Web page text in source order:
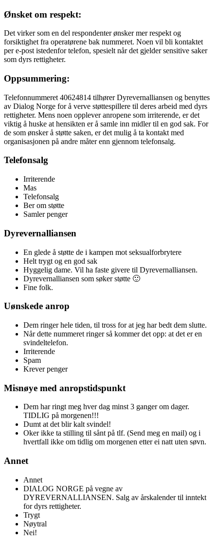
Ønsket om respekt:
Det virker som en del respondenter ønsker mer respekt og
forsiktighet fra operatørene bak nummeret. Noen vil bli kontaktet
per e-post istedenfor telefon, spesielt når det gjelder sensitive saker
som dyrs rettigheter.
Oppsummering:
Telefonnummeret 40624814 tilhører Dyrevernalliansen og benyttes
av Dialog Norge for å verve støttespillere til deres arbeid med dyrs
rettigheter. Mens noen opplever anropene som irriterende, er det
viktig å huske at hensikten er å samle inn midler til en god sak. For
de som ønsker å støtte saken, er det mulig å ta kontakt med
organisasjonen på andre måter enn gjennom telefonsalg.
Telefonsalg
Irriterende
Mas
Telefonsalg
Ber om støtte
Samler penger
Dyrevernalliansen
En glede å støtte de i kampen mot seksualforbrytere
Helt trygt og en god sak
Hyggelig dame. Vil ha faste givere til Dyrevernalliansen.
Dyrevernalliansen som søker støtte 🙂
Fine folk.
Uønskede anrop
Dem ringer hele tiden, til tross for at jeg har bedt dem slutte.
Når dette nummeret ringer så kommer det opp: at det er en
svindeltelefon.
Irriterende
Spam
Krever penger
Misnøye med anropstidspunkt
Dem har ringt meg hver dag minst 3 ganger om dager.
TIDLIG på morgenen!!!
Dumt at det blir kalt svindel!
Oker ikke ta stilling til sånt på tlf. (Send meg en mail) og i
hvertfall ikke om tidlig om morgenen etter ei natt uten søvn.
Annet
Annet
DIALOG NORGE på vegne av
DYREVERNALLIANSEN. Salg av årskalender til inntekt
for dyrs rettigheter.
Trygt
Nøytral
Nei!